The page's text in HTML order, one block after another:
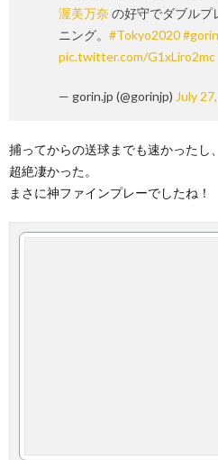
渥美万奈 の好守でダブルプ
ニング。 #Tokyo2020
pic.twitter.com/G1xLiro2mc
— gorin.jp (@gorinjp) July
捕ってからの送球までも速かったし
超絶凄かった。
まさに神ファインプレーでしたね！